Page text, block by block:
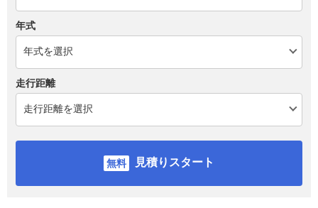
年式
走行距離
見積りスタート